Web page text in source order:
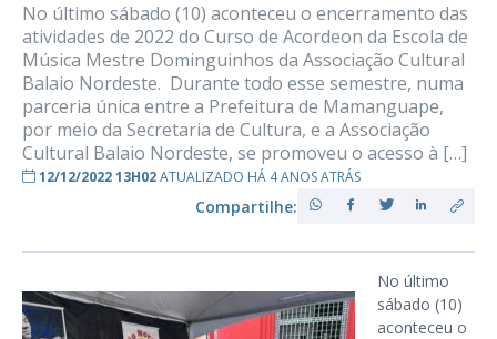
No último sábado (10) aconteceu o encerramento das
atividades de 2022 do Curso de Acordeon da Escola de
Música Mestre Dominguinhos da Associação Cultural
Balaio Nordeste. Durante todo esse semestre, numa
parceria única entre a Prefeitura de Mamanguape,
por meio da Secretaria de Cultura, e a Associação
Cultural Balaio Nordeste, se promoveu o acesso à […]
12/12/2022 13H02ATUALIZADO HÁ 4 ANOS ATRÁS
Compartilhe:
No último
sábado (10)
aconteceu o